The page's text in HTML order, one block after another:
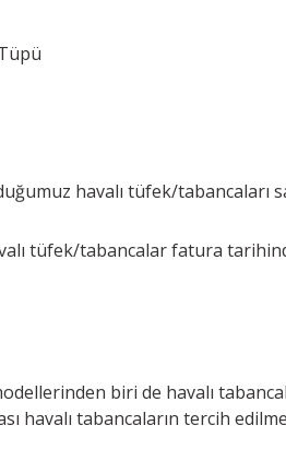
havalı tüfek/
tüfek/tabancalar fatura
biri de havalı
havalı tabancaların tercih